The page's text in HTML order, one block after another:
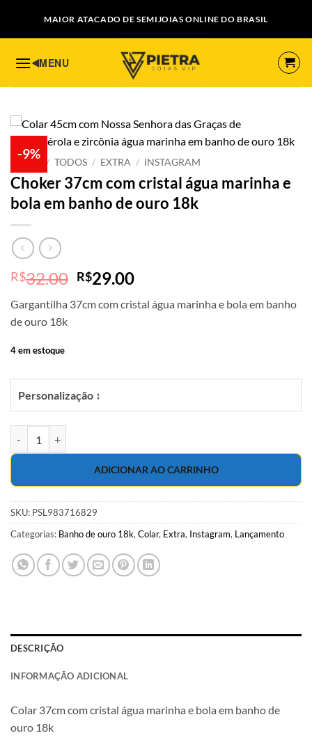
content
MAIOR ATACADO DE SEMIJOIAS ONLINE DO BRASIL
-9%
INÍCIO / TODOS / EXTRA / INSTAGRAM
Choker 37cm com cristal água marinha e
bola em banho de ouro 18k
R$32.00 O
original
R$29.00O
atual
Gargantilha 37cm com cristal água marinha e bola em banho
de ouro 18k
4 em estoque
Personalização ↕
ADICIONAR AO CARRINHO
SKU: PSL983716829
Categorias: Banho de ouro 18k, Colar, Extra, Instagram, Lançamento
DESCRIÇÃO
INFORMAÇÃO ADICIONAL
Colar 37cm com cristal água marinha e bola em banho de
ouro 18k